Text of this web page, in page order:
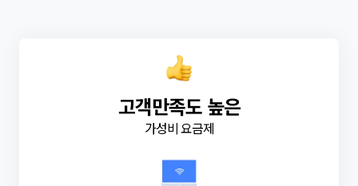
고객만족도 높은
가성비 요금제